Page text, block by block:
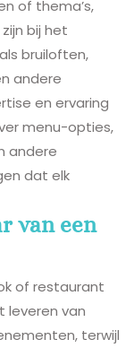
of thema’s,
bij het
bruiloften,
andere
en ervaring
menu-opties,
andere
dat elk
van een
of restaurant
leveren van
terwijl